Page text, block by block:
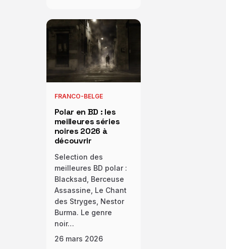
FRANCO-BELGE
Polar en BD : les
meilleures séries
noires 2026 à
découvrir
Selection des
meilleures BD polar :
Blacksad, Berceuse
Assassine, Le Chant
des Stryges, Nestor
Burma. Le genre
noir…
26 mars 2026